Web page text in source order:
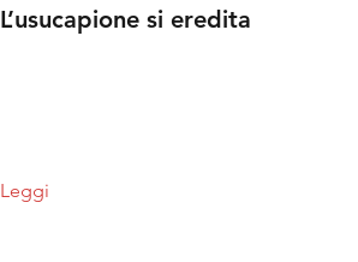
L’usucapione si eredita
Leggi